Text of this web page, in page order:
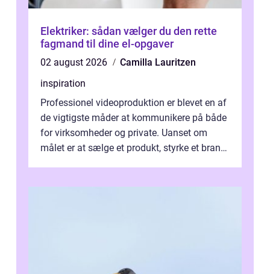
Elektriker: sådan vælger du den rette
fagmand til dine el-opgaver
02 august 2026
Camilla Lauritzen
inspiration
Professionel videoproduktion er blevet en af
de vigtigste måder at kommunikere på både
for virksomheder og private. Uanset om
målet er at sælge et produkt, styrke et brand,